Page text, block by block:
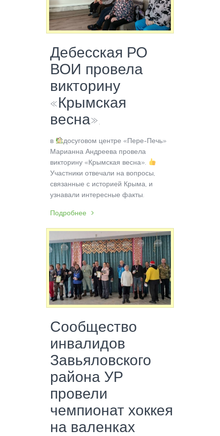
Дебесская РО
ВОИ провела
викторину
«Крымская
весна».
в
досуговом центре «Пере-Печь»
Марианна Андреева провела
викторину «Крымская весна».
Участники отвечали на вопросы,
связанные с историей Крыма, и
узнавали интересные факты.
Подробнее
Сообщество
инвалидов
Завьяловского
района УР
провели
чемпионат хоккея
на валенках